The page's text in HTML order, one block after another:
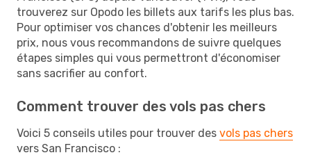
trouverez sur Opodo les billets aux tarifs les plus bas.
Pour optimiser vos chances d'obtenir les meilleurs
prix, nous vous recommandons de suivre quelques
étapes simples qui vous permettront d'économiser
sans sacrifier au confort.
Comment trouver des vols pas chers
Voici 5 conseils utiles pour trouver des vols pas chers
vers San Francisco :